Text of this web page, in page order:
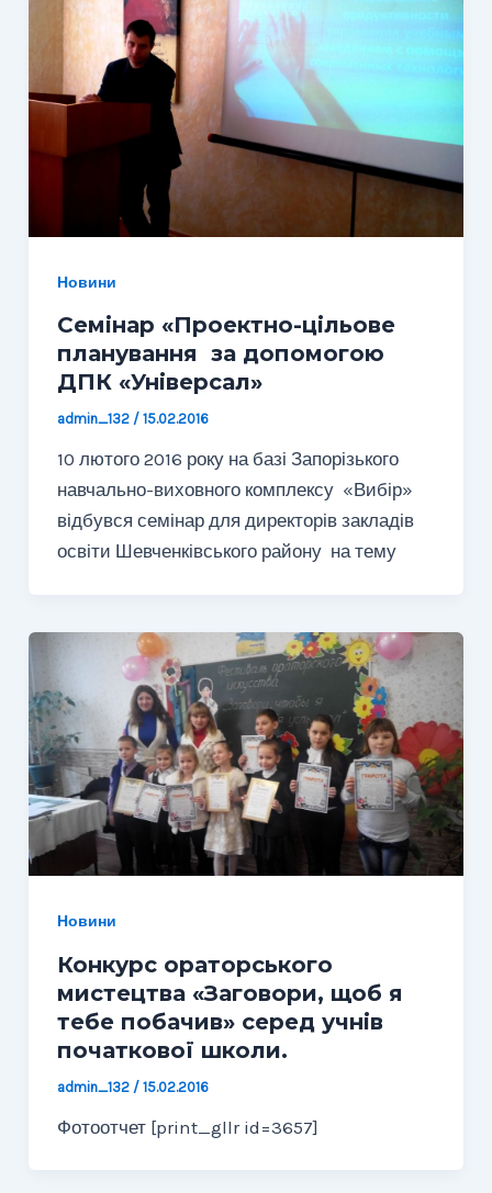
Новини
Семінар «Проектно-цільове
планування за допомогою
ДПК «Універсал»
admin_132 / 15.02.2016
10 лютого 2016 року на базі Запорізького
навчально-виховного комплексу «Вибір»
відбувся семінар для директорів закладів
освіти Шевченківського району на тему
Новини
Конкурс ораторського
мистецтва «Заговори, щоб я
тебе побачив» серед учнів
початкової школи.
admin_132 / 15.02.2016
Фотоотчет [print_gllr id=3657]